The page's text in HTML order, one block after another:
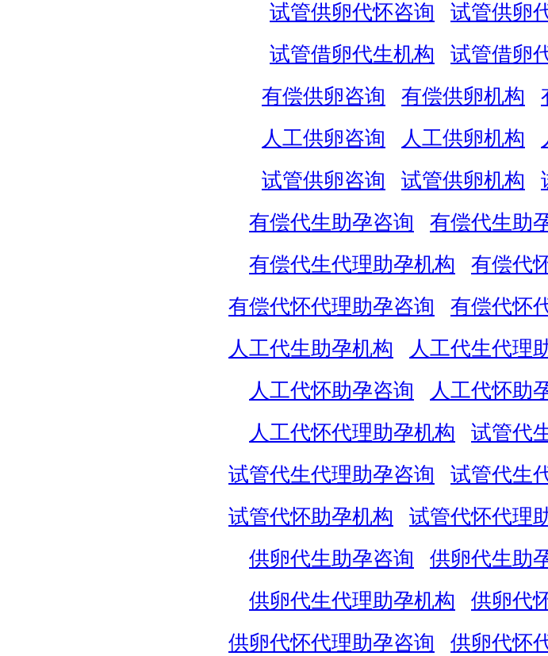
试管供卵代怀咨询
试管供卵
试管借卵代生机构
试管借卵
有偿供卵咨询
有偿供卵机构
人工供卵咨询
人工供卵机构
试管供卵咨询
试管供卵机构
有偿代生助孕咨询
有偿代生助
有偿代生代理助孕机构
有偿代
有偿代怀代理助孕咨询
有偿代怀
人工代生助孕机构
人工代生代理
人工代怀助孕咨询
人工代怀助
人工代怀代理助孕机构
试管代
试管代生代理助孕咨询
试管代生
试管代怀助孕机构
试管代怀代理
供卵代生助孕咨询
供卵代生助
供卵代生代理助孕机构
供卵代
供卵代怀代理助孕咨询
供卵代怀